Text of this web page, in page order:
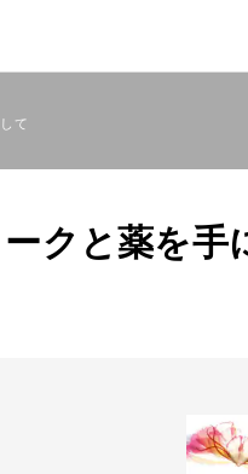
て
クと薬を手